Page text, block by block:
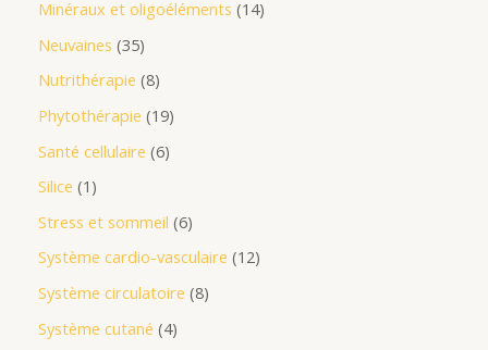
Minéraux et oligoéléments 14
Neuvaines 35
Nutrithérapie 8
Phytothérapie 19
Santé cellulaire 6
Silice 1
Stress et sommeil 6
Système cardio-vasculaire 12
Système circulatoire 8
Système cutané 4